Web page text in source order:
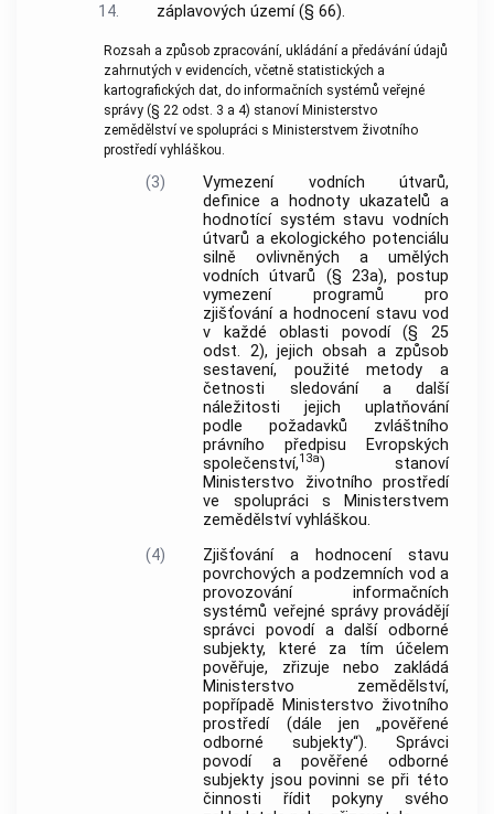
14.
záplavových území (§ 66).
Rozsah a způsob zpracování, ukládání a předávání údajů
zahrnutých v evidencích, včetně statistických a
kartografických dat, do informačních systémů veřejné
správy (§ 22 odst. 3 a 4) stanoví Ministerstvo
zemědělství ve spolupráci s Ministerstvem životního
prostředí vyhláškou.
(3)
Vymezení vodních útvarů,
definice a hodnoty ukazatelů a
hodnotící systém stavu vodních
útvarů a ekologického potenciálu
silně ovlivněných a umělých
vodních útvarů (§ 23a), postup
vymezení programů pro
zjišťování a hodnocení stavu vod
v každé oblasti povodí (§ 25
odst. 2), jejich obsah a způsob
sestavení, použité metody a
četnosti sledování a další
náležitosti jejich uplatňování
podle požadavků zvláštního
právního předpisu Evropských
společenství,13a) stanoví
Ministerstvo životního prostředí
ve spolupráci s Ministerstvem
zemědělství vyhláškou.
(4)
Zjišťování a hodnocení stavu
povrchových a podzemních vod a
provozování informačních
systémů veřejné správy provádějí
správci povodí a další odborné
subjekty, které za tím účelem
pověřuje, zřizuje nebo zakládá
Ministerstvo zemědělství,
popřípadě Ministerstvo životního
prostředí (dále jen „pověřené
odborné subjekty“). Správci
povodí a pověřené odborné
subjekty jsou povinni se při této
činnosti řídit pokyny svého